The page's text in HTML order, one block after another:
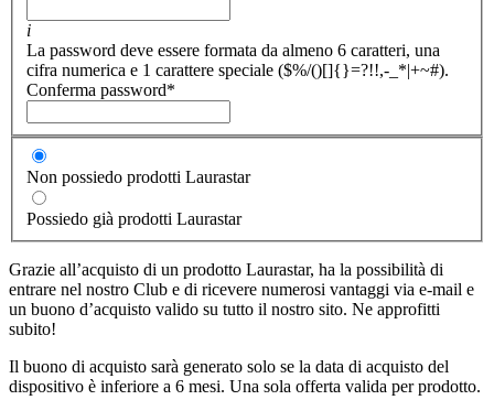
i
La password deve essere formata da almeno 6 caratteri, una
cifra numerica e 1 carattere speciale ($%/()[]{}=?!!,-_*|+~#).
Conferma password*
Non possiedo prodotti Laurastar
Possiedo già prodotti Laurastar
Grazie all’acquisto di un prodotto Laurastar, ha la possibilità di
entrare nel nostro Club e di ricevere numerosi vantaggi via e-mail e
un buono d’acquisto valido su tutto il nostro sito. Ne approfitti
subito!
Il buono di acquisto sarà generato solo se la data di acquisto del
dispositivo è inferiore a 6 mesi. Una sola offerta valida per prodotto.